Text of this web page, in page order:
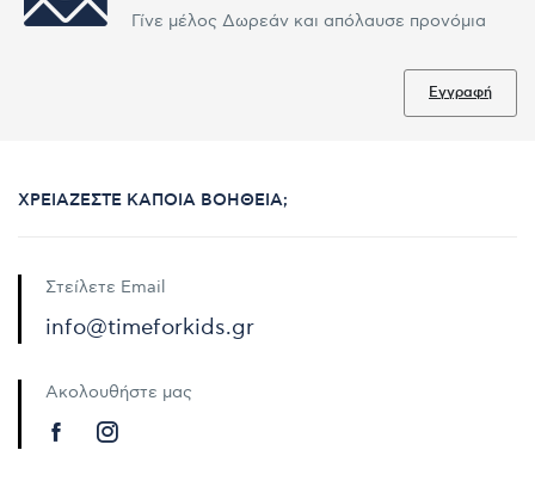
Γίνε μέλος Δωρεάν και απόλαυσε προνόμια
Εγγραφή
ΧΡΕΙΆΖΕΣΤΕ ΚΆΠΟΙΑ ΒΟΉΘΕΙΑ;
Στείλετε Email
info@timeforkids.gr
Ακολουθήστε μας